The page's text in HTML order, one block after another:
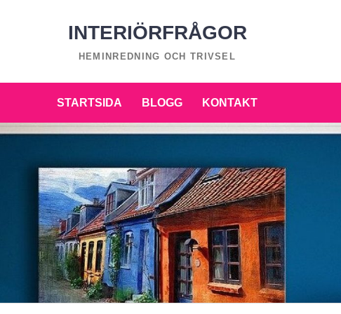
INTERIÖRFRÅGOR
HEMINREDNING OCH TRIVSEL
STARTSIDA BLOGG KONTAKT